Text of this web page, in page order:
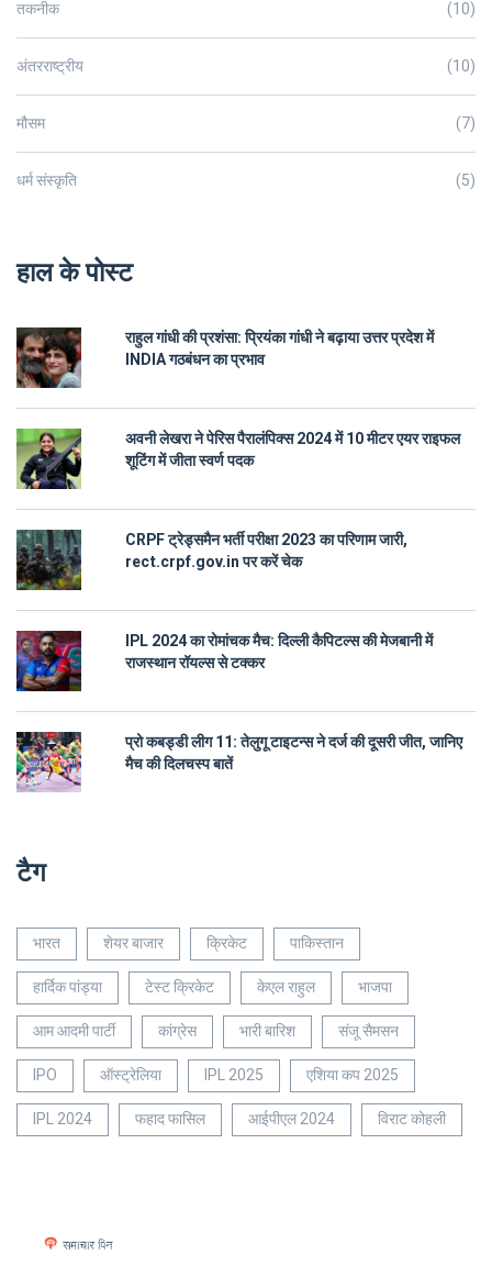
तकनीक (10)
अंतरराष्ट्रीय (10)
मौसम (7)
धर्म संस्कृति (5)
हाल के पोस्ट
राहुल गांधी की प्रशंसा: प्रियंका गांधी ने बढ़ाया उत्तर प्रदेश में
INDIA गठबंधन का प्रभाव
अवनी लेखरा ने पेरिस पैरालंपिक्स 2024 में 10 मीटर एयर राइफल
शूटिंग में जीता स्वर्ण पदक
CRPF ट्रेड्समैन भर्ती परीक्षा 2023 का परिणाम जारी,
rect.crpf.gov.in पर करें चेक
IPL 2024 का रोमांचक मैच: दिल्ली कैपिटल्स की मेजबानी में
राजस्थान रॉयल्स से टक्कर
प्रो कबड्डी लीग 11: तेलुगू टाइटन्स ने दर्ज की दूसरी जीत, जानिए
मैच की दिलचस्प बातें
टैग
भारत शेयर बाजार क्रिकेट
पाकिस्तान
हार्दिक पांड्या
टेस्ट क्रिकेट केएल राहुल
भाजपा
आम आदमी पार्टी
कांग्रेस भारी बारिश
संजू सैमसन
IPO
ऑस्ट्रेलिया IPL 2025
एशिया कप 2025
IPL 2024
फहाद फासिल आईपीएल 2024 विराट कोहली